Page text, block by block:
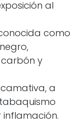
al
como
y
a
inflamación.